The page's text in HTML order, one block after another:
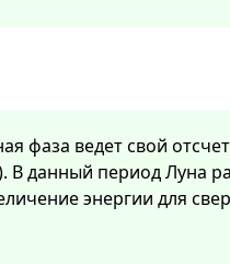
фаза ведет свой
данный период Луна
энергии для